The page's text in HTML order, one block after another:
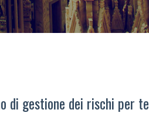
di gestione dei rischi per te